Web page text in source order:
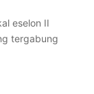
eselon II
tergabung